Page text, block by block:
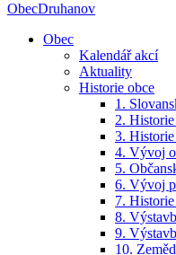
ObecDruhanov
Obec
Kalendář akcí
Aktuality
Historie obce
1.
2.
3. Historie
4. Vývoj
5.
6. Vývoj
7.
8.
9.
10.